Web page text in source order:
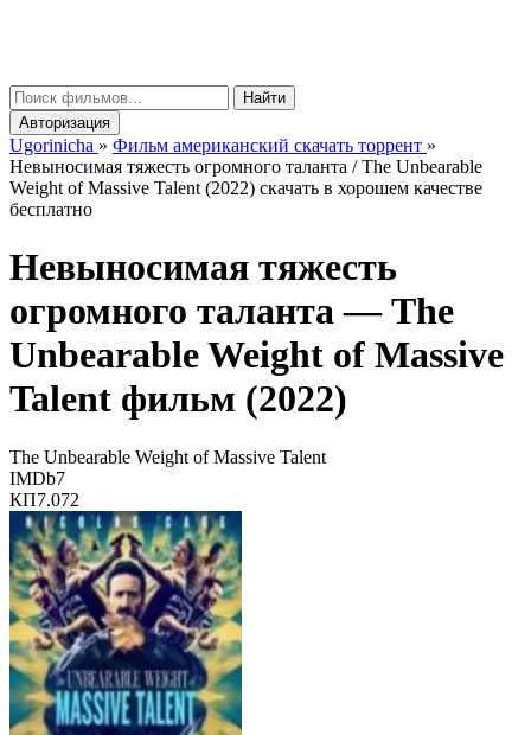
Найти
Авторизация
Ugorinicha » Фильм американский скачать торрент »
Невыносимая тяжесть огромного таланта / The Unbearable
Weight of Massive Talent (2022) скачать в хорошем качестве
бесплатно
Невыносимая тяжесть
огромного таланта —The
Unbearable Weight of Massive
Talent фильм (2022)
The Unbearable Weight of Massive Talent
IMDb7
КП7.072